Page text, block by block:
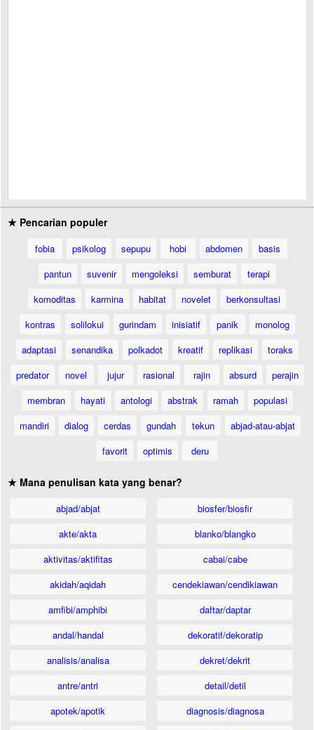
★ Pencarian populer
fobia psikolog sepupu hobi abdomen
basis
pantun
suvenir mengoleksi semburat
terapi
komoditas
karmina habitat novelet
berkonsultasi
kontras
solilokui gurindam inisiatif panik
monolog
adaptasi
senandika polkadot kreatif replikasi
toraks
predator
novel jujur rasional rajin absurd
perajin
membran
hayati antologi abstrak ramah
populasi
mandiri
dialog cerdas gundah tekun
abjad-atau-abjat
favorit
optimis deru
★ Mana penulisan kata yang benar?
abjad/abjat
akte/akta
aktivitas/aktifitas
akidah/aqidah
amfibi/amphibi
andal/handal
analisis/analisa
antre/antri
apotek/apotik
biosfer/biosfir
blanko/blangko
cabai/cabe
cendekiawan/cendikiawan
daftar/daptar
dekoratif/dekoratip
dekret/dekrit
detail/detil
diagnosis/diagnosa